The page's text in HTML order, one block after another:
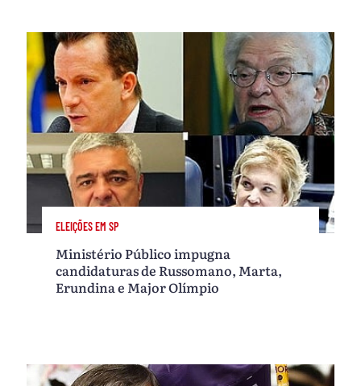
ELEIÇÕES EM SP
Ministério Público impugna
candidaturas de Russomano, Marta,
Erundina e Major Olímpio